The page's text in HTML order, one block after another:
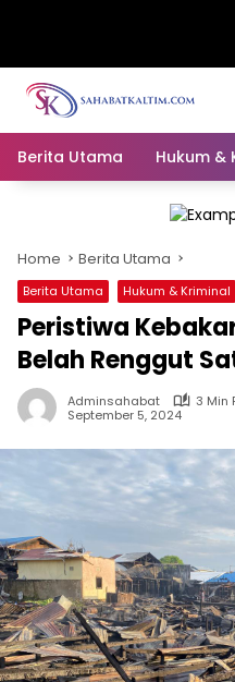
Berita Utama Hukum &
Home Berita Utama
Berita Utama Hukum & Kriminal
Peristiwa
Belah Renggut
Adminsahabat
3 Min
September 5, 2024